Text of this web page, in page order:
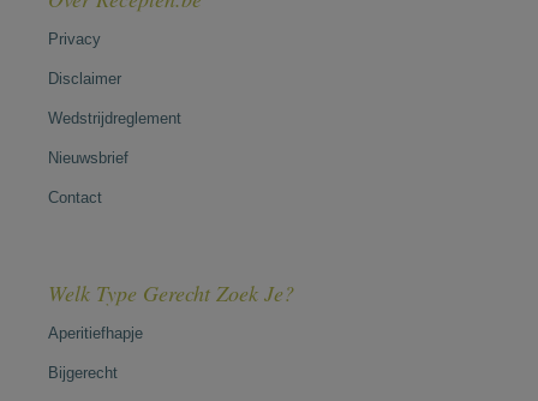
Privacy
Disclaimer
Wedstrijdreglement
Nieuwsbrief
Contact
Welk Type Gerecht Zoek Je?
Aperitiefhapje
Bijgerecht